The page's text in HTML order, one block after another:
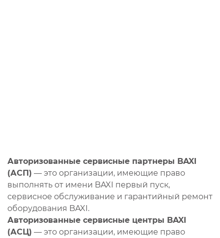
Авторизованные сервисные партнеры BAXI
(АСП) — это организации, имеющие право
выполнять от имени BAXI первый пуск,
сервисное обслуживание и гарантийный ремонт
оборудования BAXI.
Авторизованные сервисные центры BAXI
(АСЦ) — это организации, имеющие право